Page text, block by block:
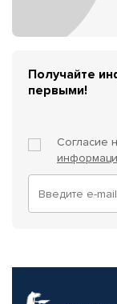
Получайте
первыми!
Согласие